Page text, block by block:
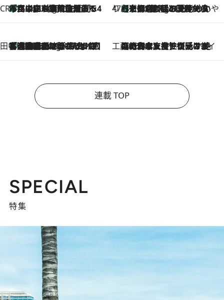
CREA'S CHOICE
1 Hour Ago
「立川にも歌舞伎があるんだよ」 片岡仁左衛門・市川中車ら豪華座組みで4年目の立川立飛歌舞伎へ 47都道府県の手みやげ ひんやりスイーツで夏を満喫
1 Hour Ago
【京都府】この夏絶対食べたい 冷やしておいしいおやつ3選 ひと口目から心を掴む新緑のテリーヌ
田中稲の勝手に再ブーム
6 Hours Ago
「湘南乃風に憧れて」観客大盛上がりの“タオル回し”に、ラッパー顔負けの高速歌唱まで…さだまさし（74）のアグレッシブすぎる現在地 工藤まやのおもてなしハワイ
2026.8.6
【ハワイ土産】ローカルの絶大な支持で復活！ 絶品の幻クッキー《元ファンの日本人女性が受け継いだ名店》
連載 TOP
SPECIAL
特集